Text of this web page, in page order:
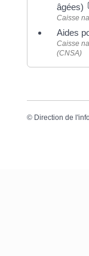
âgées)
Caisse
Aides
Caisse
(CNSA)
© Direction de